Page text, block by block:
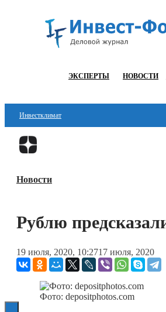
ЭКСПЕРТЫ НОВОСТИ
Инвестклимат
Финансы
Блокчейн
Технологии
ESG
Новости
Рублю
19 июля, 2020, 10:2717 июля, 2020
Фото: depositphotos.com